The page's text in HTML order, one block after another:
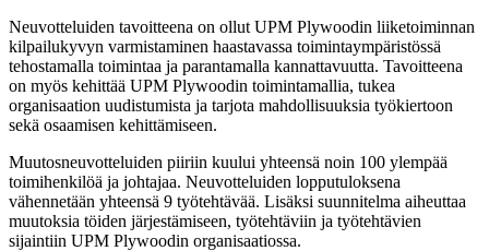
Neuvotteluiden tavoitteena on ollut UPM Plywoodin liiketoiminnan
kilpailukyvyn varmistaminen haastavassa toimintaympäristössä
tehostamalla toimintaa ja parantamalla kannattavuutta. Tavoitteena
on myös kehittää UPM Plywoodin toimintamallia, tukea
organisaation uudistumista ja tarjota mahdollisuuksia työkiertoon
sekä osaamisen kehittämiseen.
Muutosneuvotteluiden piiriin kuului yhteensä noin 100 ylempää
toimihenkilöä ja johtajaa. Neuvotteluiden lopputuloksena
vähennetään yhteensä 9 työtehtävää. Lisäksi suunnitelma aiheuttaa
muutoksia töiden järjestämiseen, työtehtäviin ja työtehtävien
sijaintiin UPM Plywoodin organisaatiossa.